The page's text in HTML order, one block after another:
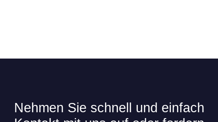
Nehmen Sie schnell und einfach